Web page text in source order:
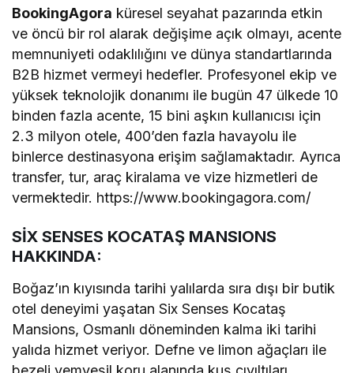
BookingAgora küresel seyahat pazarında etkin
ve öncü bir rol alarak değişime açık olmayı, acente
memnuniyeti odaklılığını ve dünya standartlarında
B2B hizmet vermeyi hedefler. Profesyonel ekip ve
yüksek teknolojik donanımı ile bugün 47 ülkede 10
binden fazla acente, 15 bini aşkın kullanıcısı için
2.3 milyon otele, 400’den fazla havayolu ile
binlerce destinasyona erişim sağlamaktadır. Ayrıca
transfer, tur, araç kiralama ve vize hizmetleri de
vermektedir. https://www.bookingagora.com/
SİX SENSES KOCATAŞ MANSIONS
HAKKINDA:
Boğaz’ın kıyısında tarihi yalılarda sıra dışı bir butik
otel deneyimi yaşatan Six Senses Kocataş
Mansions, Osmanlı döneminden kalma iki tarihi
yalıda hizmet veriyor. Defne ve limon ağaçları ile